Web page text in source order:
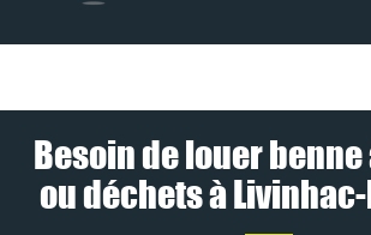
Besoin de louer
ou déchets à